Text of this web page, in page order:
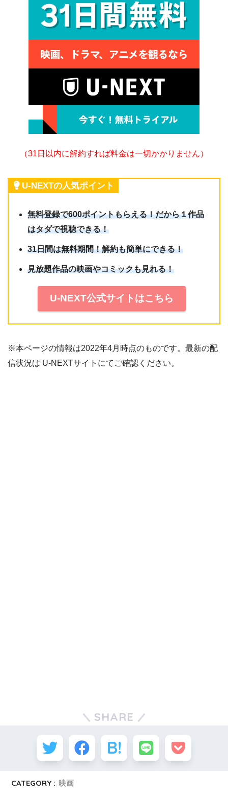
（31日以内に解約すれば料金は一切かかりません）
U-NEXTの人気ポイント
無料登録で600ポイントもらえる！だから１作品
はタダで視聴できる！
31日間は無料期間！解約も簡単にできる！
見放題作品の映画やコミックも見れる！
U-NEXT公式サイトはこちら
※本ページの情報は2022年4月時点のものです。最新の配
信状況は U-NEXTサイトにてご確認ください。
SHARE
CATEGORY : 映画